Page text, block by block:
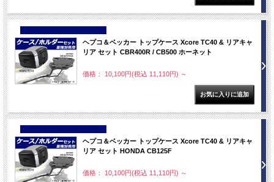
ヘプコ＆ベッカー トップケース Xcore TC40 & リアキャ
リア セット CBR400R / CB500 ホーネット
価格： 10,100円(税込 11,110円) ～
ヘプコ＆ベッカー トップケース Xcore TC40 & リアキャ
リア セット HONDA CB125F
価格： 10,100円(税込 11,110円) ～